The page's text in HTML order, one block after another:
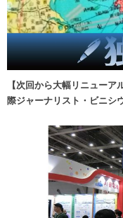
【次回から大幅リニュー
際ジャーナリスト・ビニシ